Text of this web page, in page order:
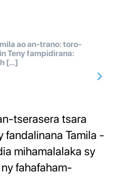
ao an-trano: toro-
Teny fampidirana:
[…]
tserasera tsara
fandalinana Tamila -
mihamalalaka sy
fahafaham-